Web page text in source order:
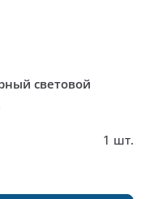
световой
1 шт.